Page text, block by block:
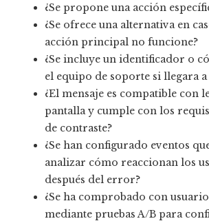
¿Se propone una acción
¿Se ofrece una alternativa en
acción principal no funcione?
¿Se incluye un identificador o
el equipo de soporte si llegara
¿El mensaje es compatible con
pantalla y cumple con los
de contraste?
¿Se han configurado eventos
analizar cómo reaccionan los
después del error?
¿Se ha comprobado con
mediante pruebas A/B para